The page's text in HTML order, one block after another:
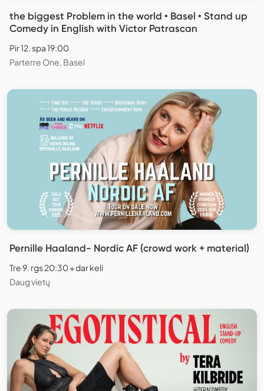
the biggest Problem in the world • Basel • Stand up
Comedy in English with Victor Patrascan
Pir 12. spa 19:00
Parterre One, Basel
Pernille Haaland- Nordic AF (crowd work + material)
Tre 9. rgs 20:30 + dar keli
Daug vietų